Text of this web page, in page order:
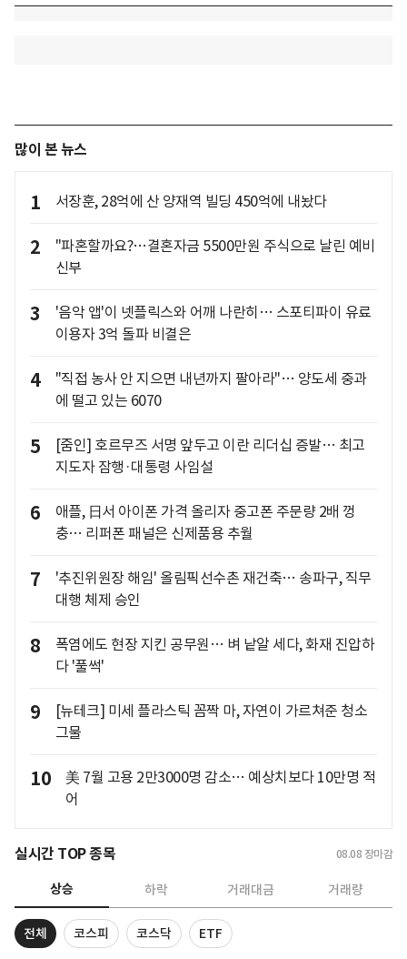
많이 본 뉴스
1 서장훈, 28억에 산 양재역 빌딩 450억에 내놨다
2
"파혼할까요?…결혼자금 5500만원 주식으로 날린 예비
신부
3
'음악 앱'이 넷플릭스와 어깨 나란히… 스포티파이 유료
이용자 3억 돌파 비결은
4
"직접 농사 안 지으면 내년까지 팔아라"… 양도세 중과
에 떨고 있는 6070
5
[줌인] 호르무즈 서명 앞두고 이란 리더십 증발… 최고
지도자 잠행·대통령 사임설
6
애플, 日서 아이폰 가격 올리자 중고폰 주문량 2배 껑
충… 리퍼폰 패널은 신제품용 추월
7
'추진위원장 해임' 올림픽선수촌 재건축… 송파구, 직무
대행 체제 승인
8
폭염에도 현장 지킨 공무원… 벼 낱알 세다, 화재 진압하
다 '풀썩'
9
[뉴테크] 미세 플라스틱 꼼짝 마, 자연이 가르쳐준 청소
그물
10
美 7월 고용 2만3000명 감소… 예상치보다 10만명 적
어
실시간 TOP 종목 08.08 장마감
상승 하락 거래대금 거래량
전체 코스피 코스닥 ETF